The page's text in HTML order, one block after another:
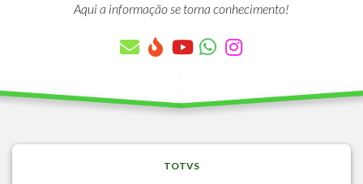
Aqui a informação se torna conhecimento!
TOTVS